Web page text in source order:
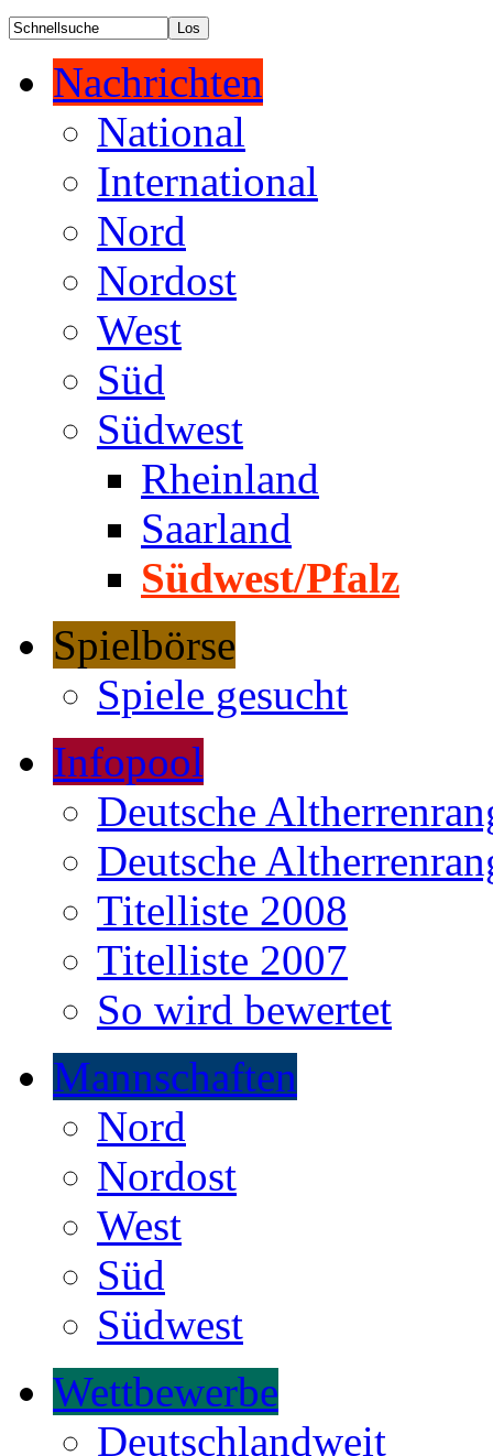
Nachrichten
National
International
Nord
Nordost
West
Süd
Südwest
Rheinland
Saarland
Südwest/Pfalz
Spielbörse
Spiele gesucht
Infopool
Deutsche
Deutsche
Titelliste 2008
Titelliste 2007
So wird bewertet
Mannschaften
Nord
Nordost
West
Süd
Südwest
Wettbewerbe
Deutschlandweit